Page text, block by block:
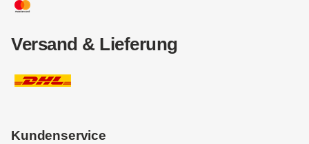
Versand & Lieferung
Kundenservice